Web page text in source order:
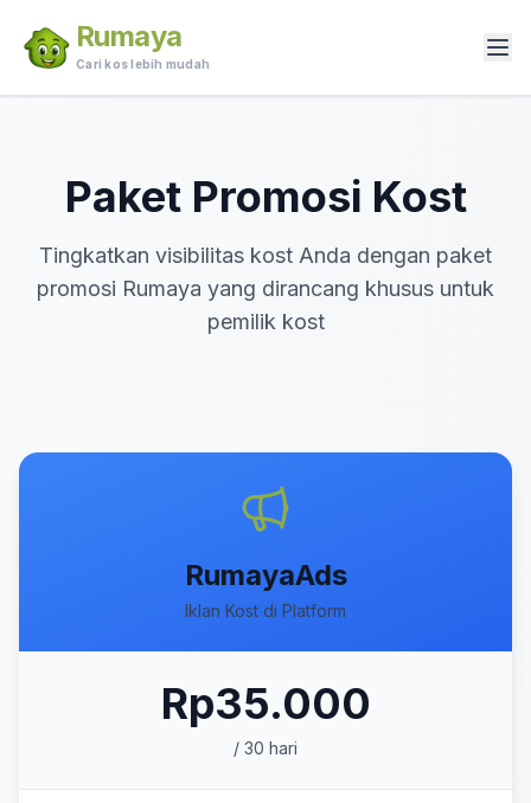
Rumaya
Cari kos lebih mudah
Paket Promosi Kost
Tingkatkan visibilitas kost Anda dengan paket
promosi Rumaya yang dirancang khusus untuk
pemilik kost
RumayaAds
Iklan Kost di Platform
Rp35.000
/ 30 hari